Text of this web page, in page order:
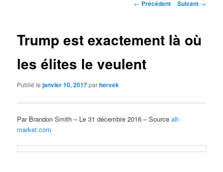
Navigation
← Précédent Suivant →
Trump est exactement là où
les élites le veulent
Publié lejanvier 10, 2017parhervek
Par Brandon Smith – Le 31 décembre 2016 – Sourcealt-
market.com